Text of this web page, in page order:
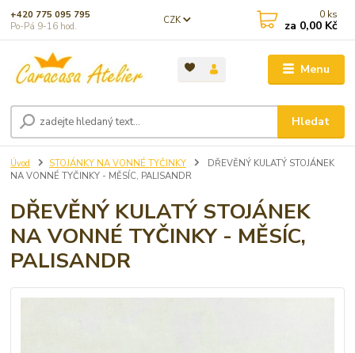
Menu
CZK
Hledat
+420 775 095 795
Po-Pá 9-16 hod.
0 ks
za 0,00 Kč
Úvod STOJÁNKY NA VONNÉ TYČINKY
DŘEVĚNÝ KULATÝ STOJÁNEK
NA VONNÉ TYČINKY - MĚSÍC, PALISANDR
DŘEVĚNÝ KULATÝ STOJÁNEK
NA VONNÉ TYČINKY - MĚSÍC,
PALISANDR